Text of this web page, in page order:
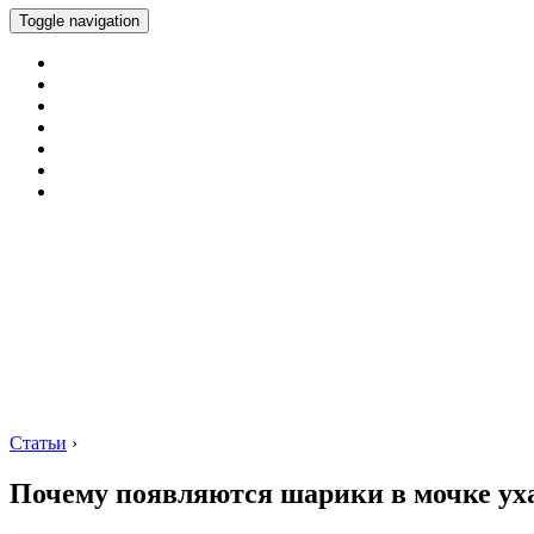
Toggle navigation
Статьи ›
Почему появляются шарики в мочке